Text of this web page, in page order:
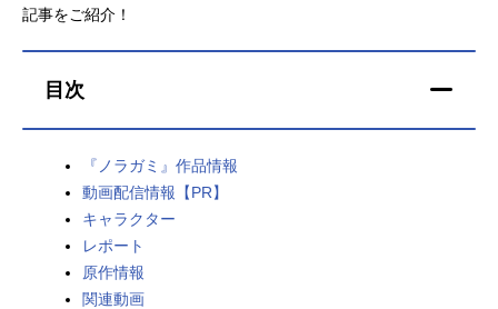
アニメ映画一覧
今期アニメ曜日別一覧
春アニメ
男性声優/女性声優一覧
記事をご紹介！
目次
『ノラガミ』作品情報
動画配信情報【PR】
キャラクター
レポート
原作情報
関連動画